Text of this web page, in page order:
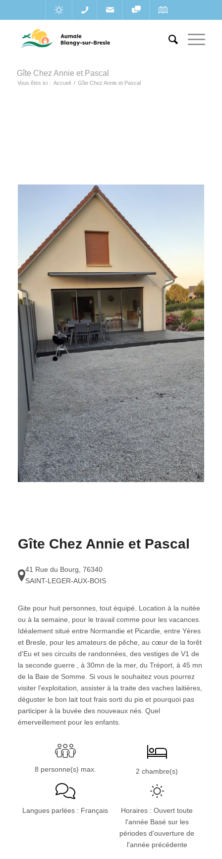
Gîte Chez Annie et Pascal
Vous êtes ici : Accueil / Gîte Chez Annie et Pascal
Gîte Chez Annie et Pascal
41 Rue du Bourg 76340
SAINT-LEGER-AUX-BOIS
Gite pour huit personnes, tout équipé. Location à la nuitée
ou à la semaine, pour le travail comme pour les vacances.
Idéalement situé entre Normandie et Picardie, entre Yères
et Bresle, pour les amateurs de pêche, au cœur de la forêt
d'Eu et ses circuits de randonnées, des vestiges de V1 de
la seconde guerre , à 30mn de la mer, du Tréport, à 45 mn
de la Baie de Somme. Si vous le souhaitez vous pourrez
visiter l'exploitation, assister à la traite des vaches laitières,
déguster le bon lait tout frais sorti du pis et pourquoi pas
participer à la buvée des nouveaux nés. Quel
émerveillement pour les enfants.
8 personne(s) max. 2 chambre(s)
Langues parlées : Français
Horaires : Ouvert toute
l'année Basé sur les
périodes d'ouverture de
l'année précédente